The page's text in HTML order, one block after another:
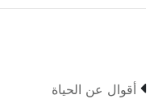
 أقوال عن الحياة